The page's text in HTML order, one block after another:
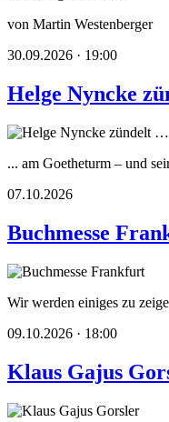
von Martin Westenberger
30.09.2026 · 19:00
Helge Nyncke
... am Goetheturm – und
07.10.2026
Buchmesse
Wir werden einiges zu
09.10.2026 · 18:00
Klaus Gajus